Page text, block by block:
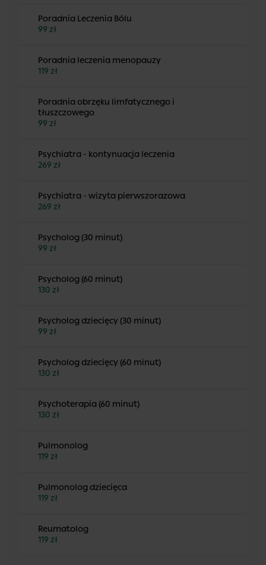
Poradnia Leczenia Bólu
99 zł
Poradnia leczenia menopauzy
119 zł
Poradnia obrzęku limfatycznego i
tłuszczowego
99 zł
Psychiatra - kontynuacja leczenia
269 zł
Psychiatra - wizyta pierwszorazowa
269 zł
Psycholog (30 minut)
99 zł
Psycholog (60 minut)
130 zł
Psycholog dziecięcy (30 minut)
99 zł
Psycholog dziecięcy (60 minut)
130 zł
Psychoterapia (60 minut)
130 zł
Pulmonolog
119 zł
Pulmonolog dziecięca
119 zł
Reumatolog
119 zł